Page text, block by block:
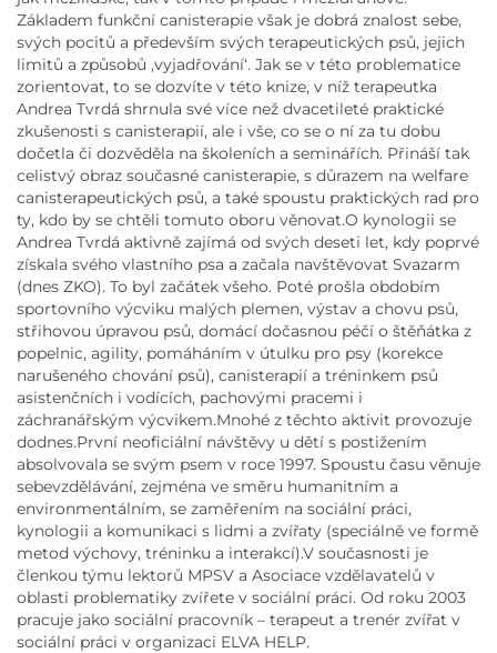
Základem funkční canisterapie však je dobrá znalost sebe,
svých pocitů a především svých terapeutických psů, jejich
limitů a způsobů ,vyjadřování‘. Jak se v této problematice
zorientovat, to se dozvíte v této knize, v níž terapeutka
Andrea Tvrdá shrnula své více než dvacetileté praktické
zkušenosti s canisterapií, ale i vše, co se o ní za tu dobu
dočetla či dozvěděla na školeních a seminářích. Přináší tak
celistvý obraz současné canisterapie, s důrazem na welfare
canisterapeutických psů, a také spoustu praktických rad pro
ty, kdo by se chtěli tomuto oboru věnovat.O kynologii se
Andrea Tvrdá aktivně zajímá od svých deseti let, kdy poprvé
získala svého vlastního psa a začala navštěvovat Svazarm
(dnes ZKO). To byl začátek všeho. Poté prošla obdobím
sportovního výcviku malých plemen, výstav a chovu psů,
střihovou úpravou psů, domácí dočasnou péčí o štěňátka z
popelnic, agility, pomáháním v útulku pro psy (korekce
narušeného chování psů), canisterapií a tréninkem psů
asistenčních i vodících, pachovými pracemi i
záchranářským výcvikem.Mnohé z těchto aktivit provozuje
dodnes.První neoficiální návštěvy u dětí s postižením
absolvovala se svým psem v roce 1997. Spoustu času věnuje
sebevzdělávání, zejména ve směru humanitním a
environmentálním, se zaměřením na sociální práci,
kynologii a komunikaci s lidmi a zvířaty (speciálně ve formě
metod výchovy, tréninku a interakcí).V současnosti je
členkou týmu lektorů MPSV a Asociace vzdělavatelů v
oblasti problematiky zvířete v sociální práci. Od roku 2003
pracuje jako sociální pracovník – terapeut a trenér zvířat v
sociální práci v organizaci ELVA HELP.